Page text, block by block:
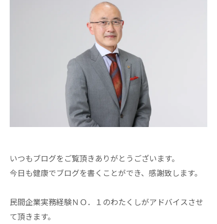
いつもブログをご覧頂きありがとうございます。
今日も健康でブログを書くことができ、感謝致します。
民間企業実務経験ＮＯ．１のわたくしがアドバイスさせ
て頂きます。